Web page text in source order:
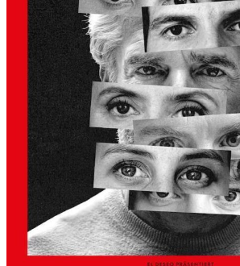
S
L
B
E
R
G
A
L
S
K
Ü
N
S
T
L